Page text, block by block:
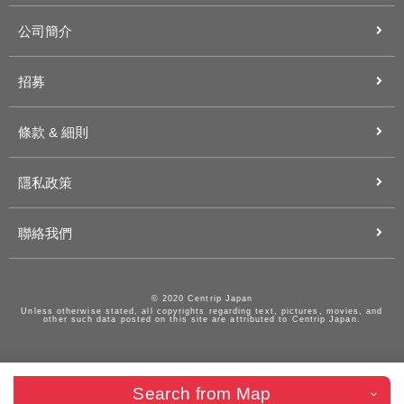
公司簡介
招募
條款 & 細則
隱私政策
聯絡我們
Search from Map
© 2020 Centrip Japan
Unless otherwise stated, all copyrights regarding text, pictures, movies, and
other such data posted on this site are attributed to Centrip Japan.